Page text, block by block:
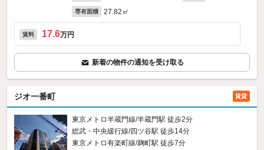
専有面積 27.82㎡
賃料 17.6万円
新着の物件の通知を受け取る
ジオ一番町 賃貸
東京メトロ半蔵門線/半蔵門駅 徒歩2分
総武・中央緩行線/四ツ谷駅 徒歩14分
東京メトロ有楽町線/麹町駅 徒歩7分